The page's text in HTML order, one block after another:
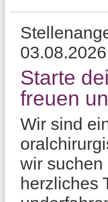
Starte
freuen
Wir sind
wir suchen
herzliches